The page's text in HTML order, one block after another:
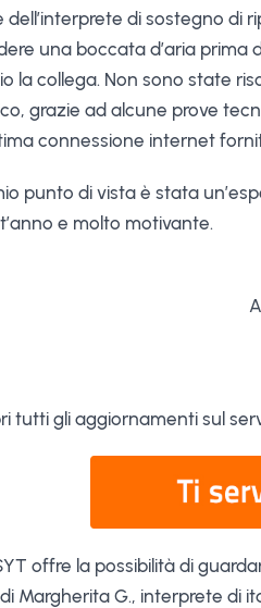
dell’interprete di sostegno di
una boccata d’aria prima
la collega. Non sono state
grazie ad alcune prove
connessione internet
punto di vista è stata
e molto motivante.
tutti gli aggiornamenti sul
offre la possibilità di
Margherita G., interprete di